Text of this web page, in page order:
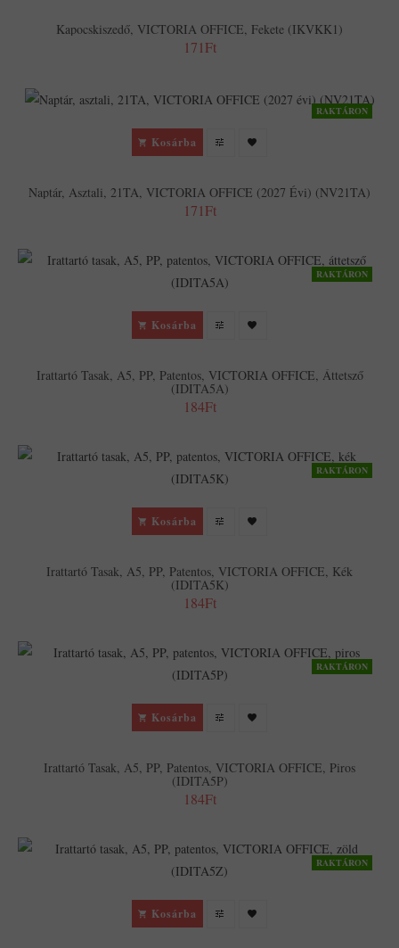
Kapocskiszedő, VICTORIA OFFICE, Fekete (IKVKK1)
171Ft
RAKTÁRON
Kosárba
Naptár, Asztali, 21TA, VICTORIA OFFICE (2027 Évi) (NV21TA)
171Ft
RAKTÁRON
Kosárba
Irattartó Tasak, A5, PP, Patentos, VICTORIA OFFICE, Áttetsző
(IDITA5A)
184Ft
RAKTÁRON
Kosárba
Irattartó Tasak, A5, PP, Patentos, VICTORIA OFFICE, Kék
(IDITA5K)
184Ft
RAKTÁRON
Kosárba
Irattartó Tasak, A5, PP, Patentos, VICTORIA OFFICE, Piros
(IDITA5P)
184Ft
RAKTÁRON
Kosárba